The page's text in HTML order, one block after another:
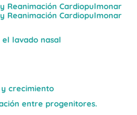
Reanimación Cardiopulmonar
Reanimación Cardiopulmonar
lavado nasal
crecimiento
entre progenitores.